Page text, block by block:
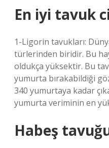
En iyi tavuk
1-Ligorin tavukları:
türlerinden biridir. Bu
oldukça yüksektir. Bu
yumurta bırakabildiği
340 yumurtaya kadar
yumurta veriminin en
Habeş